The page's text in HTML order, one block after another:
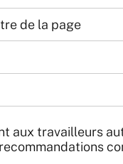
de la page
aux travailleurs